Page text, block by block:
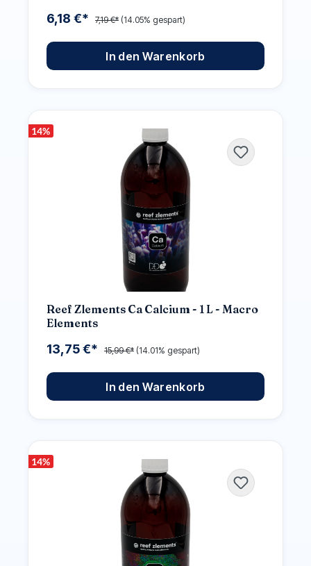
6,18 €* 7,19 €* (14.05% gespart)
In den Warenkorb
14%
Reef Zlements Ca Calcium - 1 L - Macro
Elements
13,75 €* 15,99 €* (14.01% gespart)
In den Warenkorb
14%